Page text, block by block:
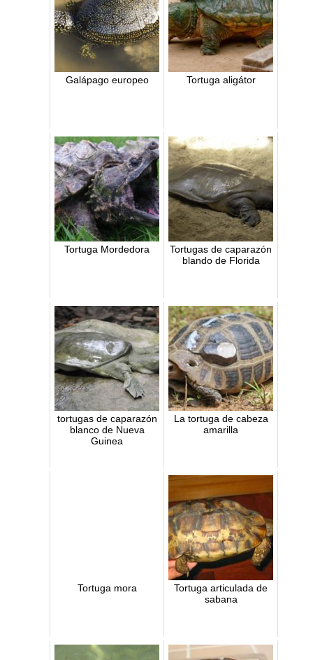
Galápago europeo Tortuga aligátor
Tortuga Mordedora
Tortugas de caparazón
blando de Florida
tortugas de caparazón
blanco de Nueva
Guinea
La tortuga de cabeza
amarilla
Tortuga mora
Tortuga articulada de
sabana